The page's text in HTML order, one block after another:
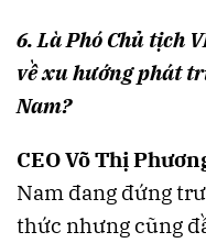
6. Là Phó Chủ tịch
về xu hướng phát
Nam?
CEO Võ Thị
Nam đang đứng
thức nhưng cũng